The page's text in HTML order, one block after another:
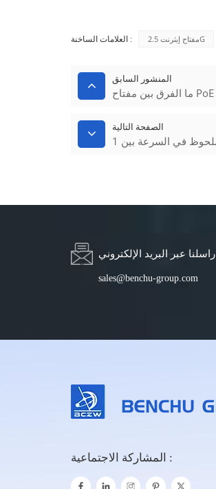
العلامات الساخنة : مفتاح إيثرنت 2.5G
المنشور السابق
الصفحة التالية
راسلنا عبر البريد الإلكتروني
sales@benchu-group.com
المشاركة الاجتماعية :